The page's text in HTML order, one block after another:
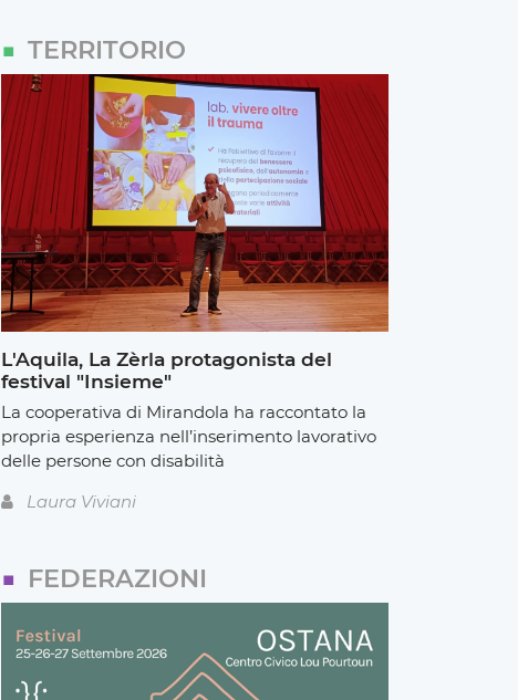
TERRITORIO
L'Aquila, La Zèrla protagonista del
festival "Insieme"
La cooperativa di Mirandola ha raccontato la
propria esperienza nell’inserimento lavorativo
delle persone con disabilità
Laura Viviani
FEDERAZIONI